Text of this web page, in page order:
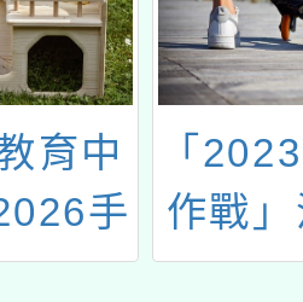
育中
手
營」
「
作戰